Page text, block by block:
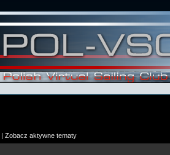
| Zobacz aktywne tematy